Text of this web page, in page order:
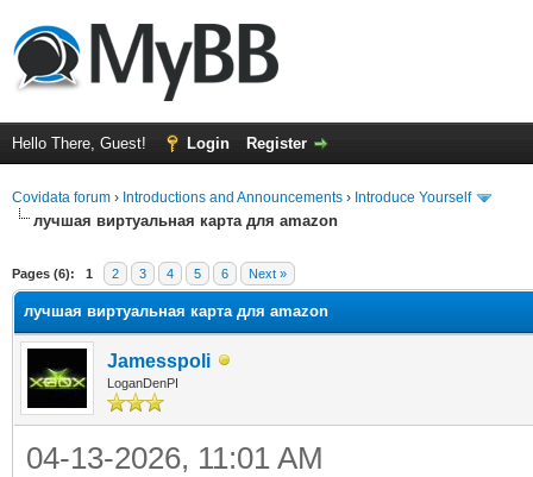
Hello There, Guest! Login Register
Covidata forum › Introductions and Announcements › Introduce Yourself
лучшая виртуальная карта для amazon
Pages (6): 1 2 3 4 5 6 Next »
лучшая виртуальная карта для amazon
Jamesspoli
LoganDenPI
04-13-2026, 11:01 AM